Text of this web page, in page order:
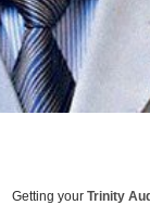
Getting yourTrinity